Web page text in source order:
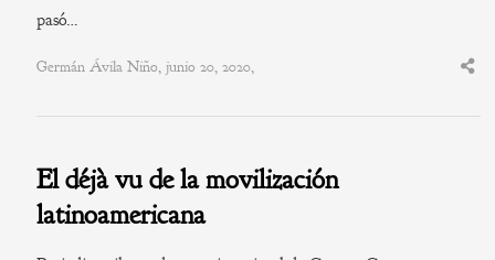
pasó…
Germán Ávila Niño, junio 20, 2020,
El déjà vu de la movilización
latinoamericana